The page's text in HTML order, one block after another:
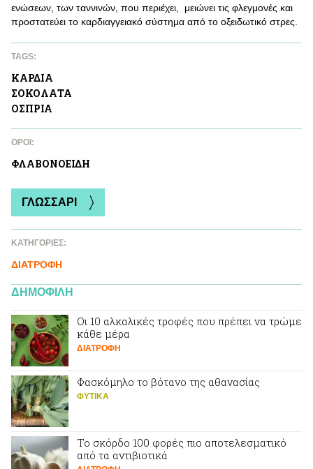
ενώσεων, των ταννινών, που περιέχει, μειώνει τις φλεγμονές και
προστατεύει το καρδιαγγειακό σύστημα από το οξειδωτικό στρες.
TAGS:
ΚΑΡΔΙA
ΣΟΚΟΛAΤΑ
ΟΣΠΡΙΑ
ΌΡΟΙ:
ΦΛΑΒΟΝΟΕΙΔΗ
ΓΛΩΣΣΑΡΙ
ΚΑΤΗΓΟΡΙΕΣ:
ΔΙΑΤΡΟΦΗ
ΔΗΜΟΦΙΛΗ
Οι 10 αλκαλικές τροφές που πρέπει να τρώμε
κάθε μέρα
ΔΙΑΤΡΟΦΗ
Φασκόμηλο το βότανο της αθανασίας
ΦΥΤΙΚA
Το σκόρδο 100 φορές πιο αποτελεσματικό
από τα αντιβιοτικά